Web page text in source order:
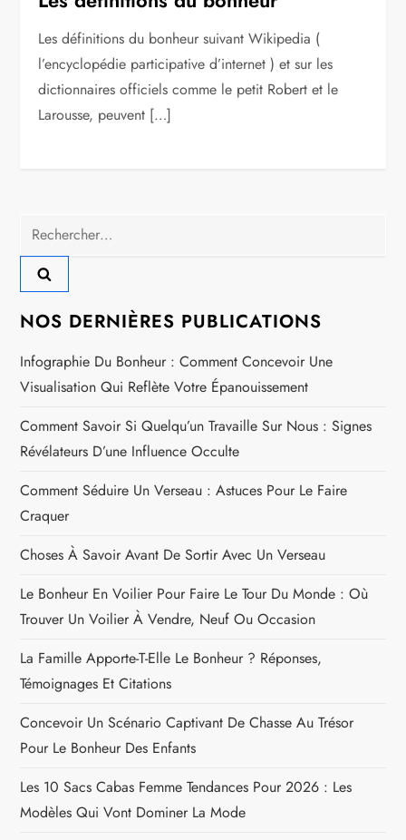
Les définitions du bonheur suivant Wikipedia (
l’encyclopédie participative d’internet ) et sur les
dictionnaires officiels comme le petit Robert et le
Larousse, peuvent […]
Rechercher :
NOS DERNIÈRES PUBLICATIONS
Infographie Du Bonheur : Comment Concevoir Une
Visualisation Qui Reflète Votre Épanouissement
Comment Savoir Si Quelqu’un Travaille Sur Nous : Signes
Révélateurs D’une Influence Occulte
Comment Séduire Un Verseau : Astuces Pour Le Faire
Craquer
Choses À Savoir Avant De Sortir Avec Un Verseau
Le Bonheur En Voilier Pour Faire Le Tour Du Monde : Où
Trouver Un Voilier À Vendre, Neuf Ou Occasion
La Famille Apporte-T-Elle Le Bonheur ? Réponses,
Témoignages Et Citations
Concevoir Un Scénario Captivant De Chasse Au Trésor
Pour Le Bonheur Des Enfants
Les 10 Sacs Cabas Femme Tendances Pour 2026 : Les
Modèles Qui Vont Dominer La Mode